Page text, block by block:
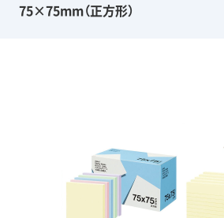
75×75mm（正方形）